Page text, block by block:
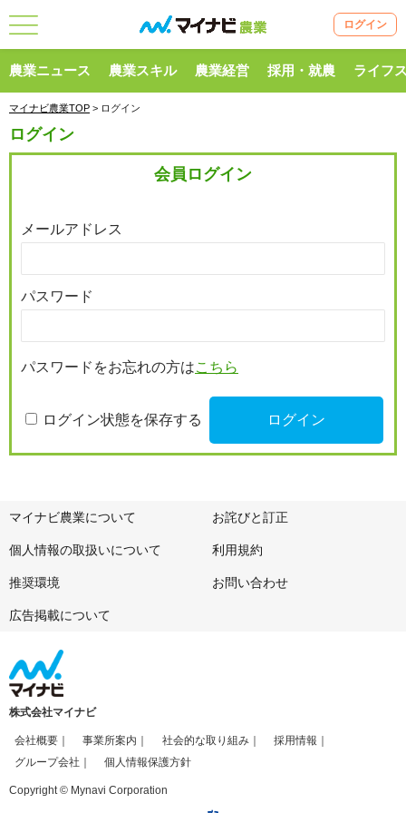
ログイン
農業ニュース 農業スキル 農業経営 採用・就農 ライフ
マイナビ農業TOP > ログイン
ログイン
会員ログイン
メールアドレス
パスワード
パスワードをお忘れの方はこちら
ログイン状態を保存する
マイナビ農業について お詫びと訂正
個人情報の取扱いについて 利用規約
推奨環境 お問い合わせ
広告掲載について
株式会社マイナビ
会社概要 事業所案内 社会的な取り組み
採用情報
グループ会社
個人情報保護方針
Copyright © Mynavi Corporation